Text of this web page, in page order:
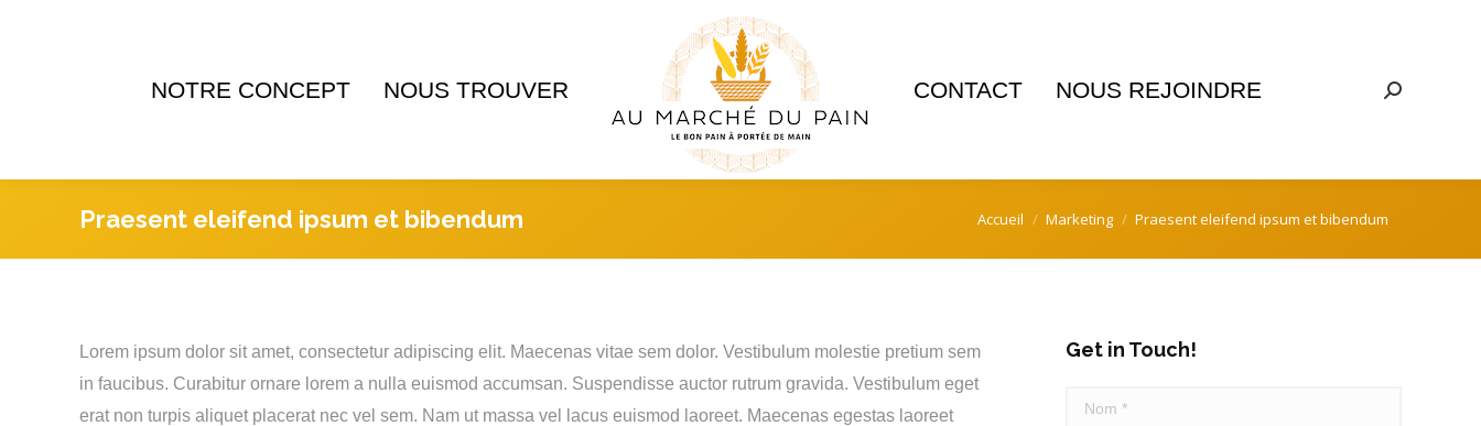
NOTRE CONCEPT NOUS TROUVER CONTACT NOUS REJOINDRE
Recherche
Praesent eleifend ipsum et bibendum Vous êtes ici :
Accueil Marketing Praesent eleifend ipsum et bibendum
Lorem ipsum dolor sit amet, consectetur adipiscing elit. Maecenas vitae sem dolor. Vestibulum molestie pretium sem
in faucibus. Curabitur ornare lorem a nulla euismod accumsan. Suspendisse auctor rutrum gravida. Vestibulum eget
erat non turpis aliquet placerat nec vel sem. Nam ut massa vel lacus euismod laoreet. Maecenas egestas laoreet
Get in Touch!
Nom *